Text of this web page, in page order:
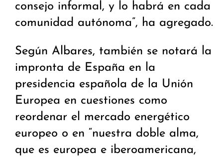
consejo informal, y lo habrá en cada
comunidad autónoma”, ha agregado.
Según Albares, también se notará la
impronta de España en la
presidencia española de la Unión
Europea en cuestiones como
reordenar el mercado energético
europeo o en “nuestra doble alma,
que es europea e iberoamericana,